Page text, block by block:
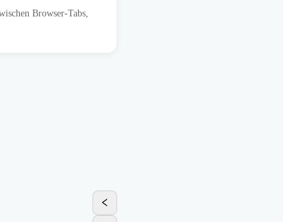
Browser-Tabs,